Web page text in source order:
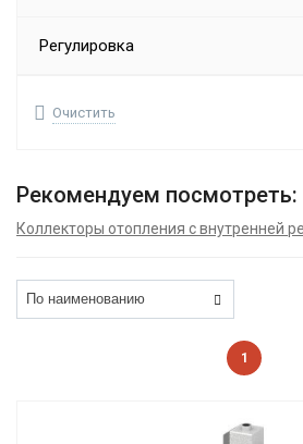
Регулировка
Очистить
Рекомендуем посмотреть:
Коллекторы отопления с внутренней
1